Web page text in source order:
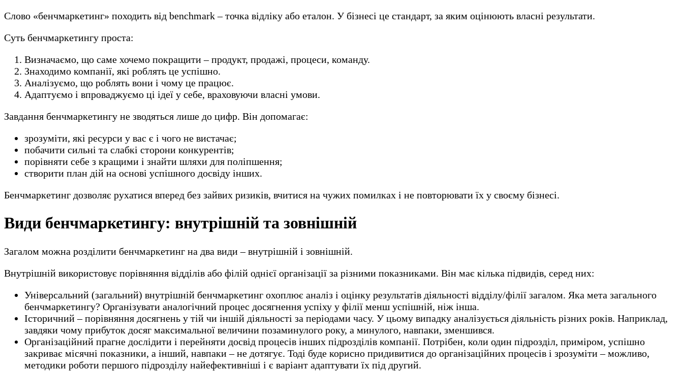
Слово «бенчмаркетинг» походить від benchmark – точка відліку або еталон. У бізнесі це стандарт, за яким оцінюють власні результати.
Суть бенчмаркетингу проста:
Визначаємо, що саме хочемо покращити – продукт, продажі, процеси, команду.
Знаходимо компанії, які роблять це успішно.
Аналізуємо, що роблять вони і чому це працює.
Адаптуємо і впроваджуємо ці ідеї у себе, враховуючи власні умови.
Завдання бенчмаркетингу не зводяться лише до цифр. Він допомагає:
зрозуміти, які ресурси у вас є і чого не вистачає;
побачити сильні та слабкі сторони конкурентів;
порівняти себе з кращими і знайти шляхи для поліпшення;
створити план дій на основі успішного досвіду інших.
Бенчмаркетинг дозволяє рухатися вперед без зайвих ризиків, вчитися на чужих помилках і не повторювати їх у своєму бізнесі.
Види бенчмаркетингу: внутрішній та зовнішній
Загалом можна розділити бенчмаркетинг на два види – внутрішній і зовнішній.
Внутрішній використовує порівняння відділів або філій однієї організації за різними показниками. Він має кілька підвидів, серед них:
Універсальний (загальний) внутрішній бенчмаркетинг охоплює аналіз і оцінку результатів діяльності відділу/філії загалом. Яка мета загального
бенчмаркетингу? Організувати аналогічний процес досягнення успіху у філії менш успішній, ніж інша.
Історичний – порівняння досягнень у тій чи іншій діяльності за періодами часу. У цьому випадку аналізується діяльність різних років. Наприклад,
завдяки чому прибуток досяг максимальної величини позаминулого року, а минулого, навпаки, зменшився.
Організаційний прагне дослідити і перейняти досвід процесів інших підрозділів компанії. Потрібен, коли один підрозділ, приміром, успішно
закриває місячні показники, а інший, навпаки – не дотягує. Тоді буде корисно придивитися до організаційних процесів і зрозуміти – можливо,
методики роботи першого підрозділу найефективніші і є варіант адаптувати їх під другий.